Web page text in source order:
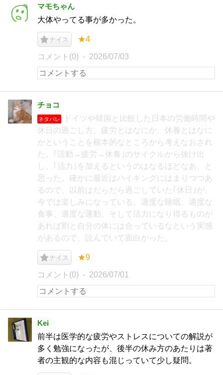
マモちゃん
大体やってる事が多かった。
ナイス ★4
コメント(0) 2026/07/03
チョコ
ネタバレ
ドイツや韓国と比較した日本の労働時間や
休日の過ごし方、疲労とはなにか、休養とはなに
かということを根本的なところから考えなおされ
た。｢活動→疲労→休養｣のサイクルから抜け出
し、｢活力｣を加えるというのはなるほどなあ、と
思った。確かに最近はハイキングにはまりつつあ
るので、以前はだらだら過ごしていた｢休日｣が、
今では楽しみになっている。適度な睡眠、適度な
食事、適度な運動、そして活力になり得るものが
あれば割と自分の体には合っているなという実感
があるので、読んでいて面白かった。
ナイス ★9
コメント(0) 2026/07/01
Kei
前半は医学的な疲労やストレスについての解説が
多く勉強になったが、後半の休み方のあたりは著
者の主観的な内容も混じっていて少し疑問。